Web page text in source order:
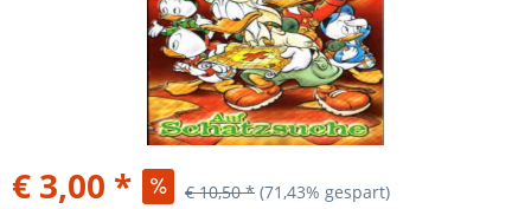
€ 3,00 * € 10,50 * (71,43% gespart)